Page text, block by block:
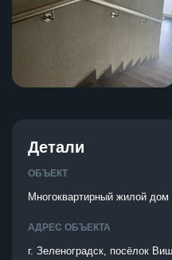
Детали
ОБЪЕКТ
Многоквартирный жилой
АДРЕС ОБЪЕКТА
г. Зеленоградск, посёлок